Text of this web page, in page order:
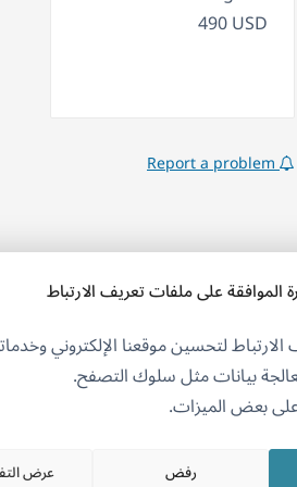
الموافقة على ملفات تعريف الارتباط
لتحسين موقعنا الإلكتروني
بيانات مثل سلوك التصفح.
بعض الميزات.
رفض عرض
490 USD
Report a problem
© 2026
OnTheGoSystems Limited